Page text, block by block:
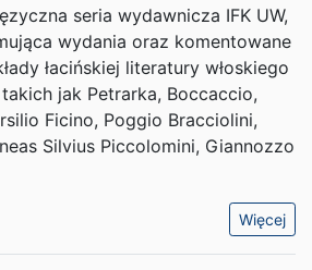
seria wydawnicza IFK UW,
wydania oraz komentowane
łacińskiej literatury włoskiego
jak Petrarka, Boccaccio,
Ficino, Poggio Bracciolini,
Silvius Piccolomini, Giannozzo
Więcej